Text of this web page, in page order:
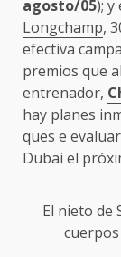
agosto/05); y
Longchamp,
efectiva
premios que
entrenador,
hay planes
ques e
Dubai el
El nieto de